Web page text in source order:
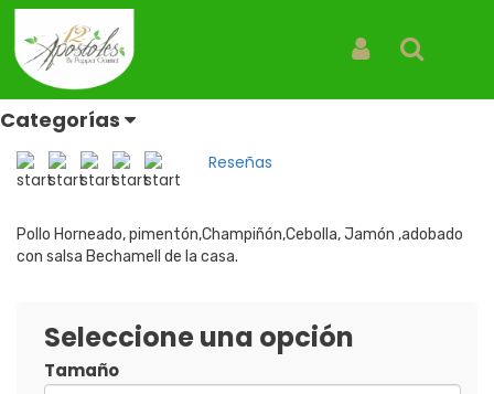
Categorías
Inicio Productos
Pizza Tradicional Bechamell
Pizza
REF: PIZZA TRADICIONAL BECHAMELL
Reseñas
Pollo Horneado, pimentón,Champiñón,Cebolla, Jamón ,adobado
con salsa Bechamell de la casa.
Seleccione una opción
Tamaño